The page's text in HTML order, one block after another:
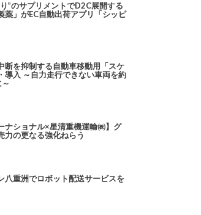
”のサプリメントでD2C展開する
薬」がEC自動出荷アプリ「シッピ
断を抑制する自動車移動用「スケ
導入 ～自力走行できない車両を約
ナショナル×星清重機運輸㈱】グ
力の更なる強化ねらう
八重洲でロボット配送サービスを